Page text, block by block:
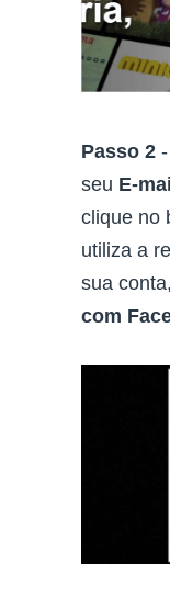
Passo 2
seu E-mail
clique no
utiliza a
sua
com